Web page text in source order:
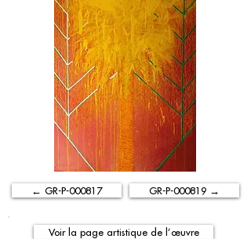
← GR-P-000817 GR-P-000819 →
Voir la page artistique de l’œuvre